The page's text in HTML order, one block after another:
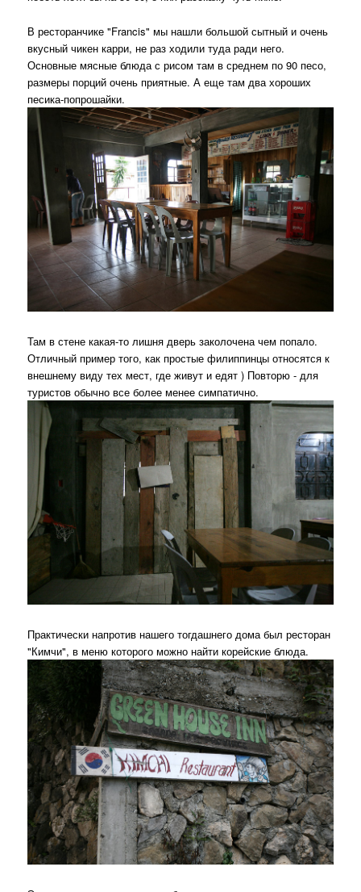
В ресторанчике "Francis" мы нашли большой сытный и очень
вкусный чикен карри, не раз ходили туда ради него.
Основные мясные блюда с рисом там в среднем по 90 песо,
размеры порций очень приятные. А еще там два хороших
песика-попрошайки.
Там в стене какая-то лишня дверь заколочена чем попало.
Отличный пример того, как простые филиппинцы относятся к
внешнему виду тех мест, где живут и едят ) Повторю - для
туристов обычно все более менее симпатично.
Практически напротив нашего тогдашнего дома был ресторан
"Кимчи", в меню которого можно найти корейские блюда.